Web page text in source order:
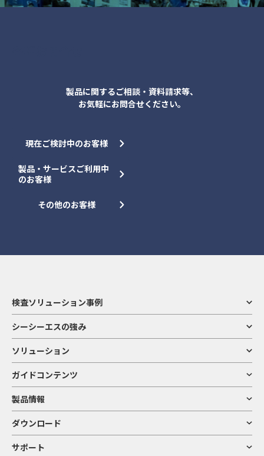
製品に関するご相談・資料請求等、
お気軽にお問合せください。
現在ご検討中のお客様
製品・サービスご利用中
のお客様
その他のお客様
検査ソリューション事例
シーシーエスの強み
ソリューション
ガイドコンテンツ
製品情報
ダウンロード
サポート